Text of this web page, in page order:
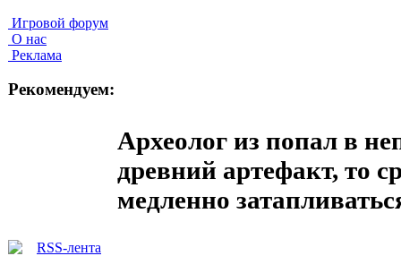
Игровой форум
О нас
Реклама
Рекомендуем:
Археолог из попал в
древний артефакт, то
медленно